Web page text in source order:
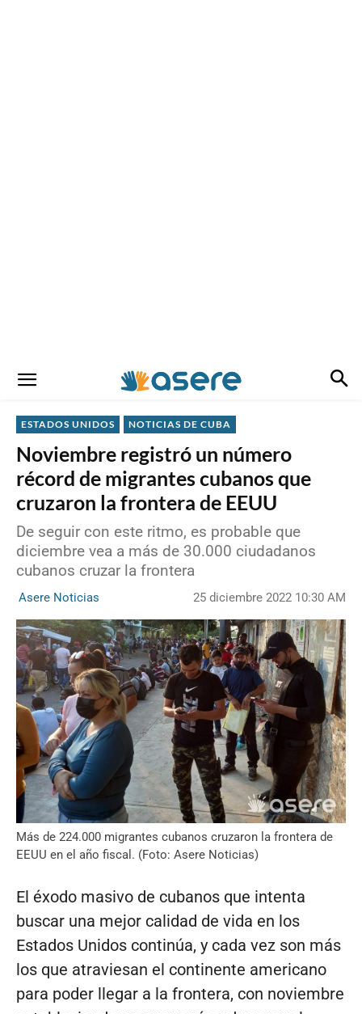
ESTADOS UNIDOS NOTICIAS DE CUBA
Noviembre registró un número
récord de migrantes cubanos que
cruzaron la frontera de EEUU
De seguir con este ritmo, es probable que
diciembre vea a más de 30.000 ciudadanos
cubanos cruzar la frontera
Asere Noticias 25 diciembre 2022 10:30 AM
Más de 224.000 migrantes cubanos cruzaron la frontera de
EEUU en el año fiscal. (Foto: Asere Noticias)
El éxodo masivo de cubanos que intenta
buscar una mejor calidad de vida en los
Estados Unidos continúa, y cada vez son más
los que atraviesan el continente americano
para poder llegar a la frontera, con noviembre